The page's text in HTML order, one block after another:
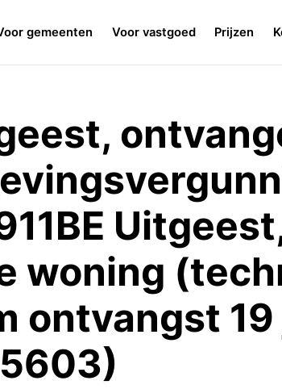
gemeenten Voor vastgoed Prijzen
woning
ontvangst